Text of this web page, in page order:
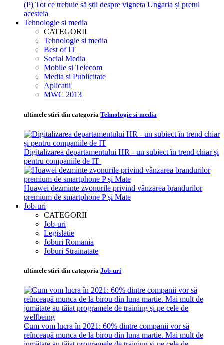
(P) Tot ce trebuie să știi despre vigneta Ungaria și prețul
acesteia
Tehnologie si media
CATEGORII
Tehnologie si media
Best of IT
Social Media
Mobile si Telecom
Media si Publicitate
Aplicatii
MWC 2013
ultimele stiri din categoria Tehnologie si media
Digitalizarea departamentului HR - un subiect în trend chiar și
pentru companiile de IT
Huawei dezminte zvonurile privind vânzarea brandurilor
premium de smartphone P şi Mate
Job-uri
CATEGORII
Job-uri
Legislatie
Joburi Romania
Joburi Strainatate
ultimele stiri din categoria Job-uri
Cum vom lucra în 2021: 60% dintre companii vor să
reînceapă munca de la birou din luna martie. Mai mult de